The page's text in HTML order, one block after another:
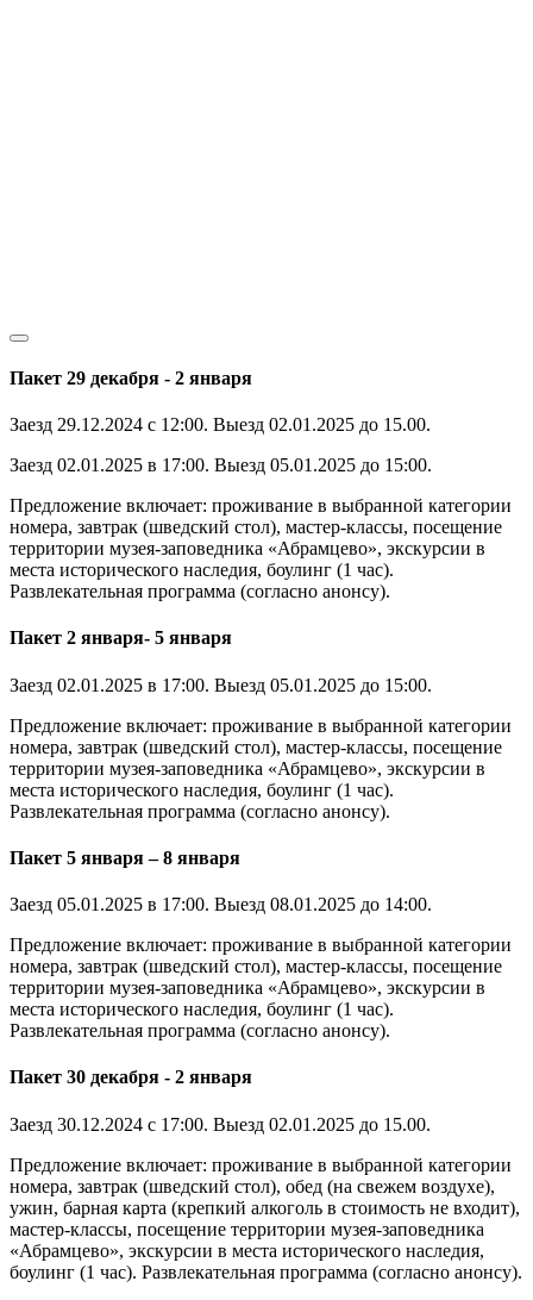
Пакет 29 декабря - 2 января
Заезд 29.12.2024 с 12:00. Выезд 02.01.2025 до 15.00.
Заезд 02.01.2025 в 17:00. Выезд 05.01.2025 до 15:00.
Предложение включает: проживание в выбранной категории
номера, завтрак (шведский стол), мастер-классы, посещение
территории музея-заповедника «Абрамцево», экскурсии в
места исторического наследия, боулинг (1 час).
Развлекательная программа (согласно анонсу).
Пакет 2 января- 5 января
Заезд 02.01.2025 в 17:00. Выезд 05.01.2025 до 15:00.
Предложение включает: проживание в выбранной категории
номера, завтрак (шведский стол), мастер-классы, посещение
территории музея-заповедника «Абрамцево», экскурсии в
места исторического наследия, боулинг (1 час).
Развлекательная программа (согласно анонсу).
Пакет 5 января – 8 января
Заезд 05.01.2025 в 17:00. Выезд 08.01.2025 до 14:00.
Предложение включает: проживание в выбранной категории
номера, завтрак (шведский стол), мастер-классы, посещение
территории музея-заповедника «Абрамцево», экскурсии в
места исторического наследия, боулинг (1 час).
Развлекательная программа (согласно анонсу).
Пакет 30 декабря - 2 января
Заезд 30.12.2024 с 17:00. Выезд 02.01.2025 до 15.00.
Предложение включает: проживание в выбранной категории
номера, завтрак (шведский стол), обед (на свежем воздухе),
ужин, барная карта (крепкий алкоголь в стоимость не входит),
мастер-классы, посещение территории музея-заповедника
«Абрамцево», экскурсии в места исторического наследия,
боулинг (1 час). Развлекательная программа (согласно анонсу).